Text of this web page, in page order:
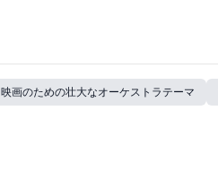
映画のための壮大なオーケストラテーマ